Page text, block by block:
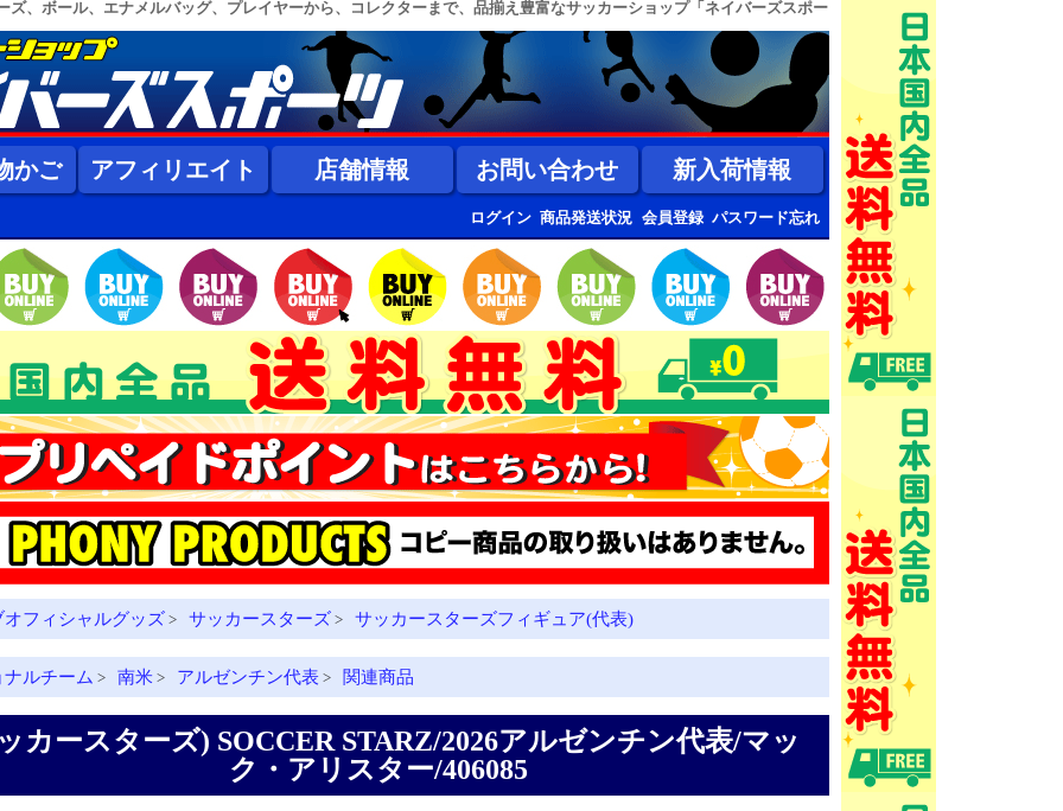
ズ、ボール、エナメルバッグ、プレイヤーから、コレクターまで、品揃え豊富なサッカーショップ「ネイバーズスポー
かご アフィリエイト 店舗情報 お問い合わせ 新入荷情報
ログイン 商品発送状況 会員登録 パスワード忘れ
オフィシャルグッズ > サッカースターズ > サッカースターズフィギュア(代表)
ルチーム > 南米 > アルゼンチン代表 > 関連商品
カースターズ) SOCCER STARZ/2026アルゼンチン代表/マッ
ク・アリスター/406085